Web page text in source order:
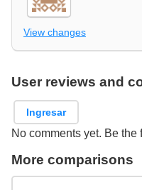
View changes
User reviews and
Ingresar
No comments yet. Be the
More comparisons